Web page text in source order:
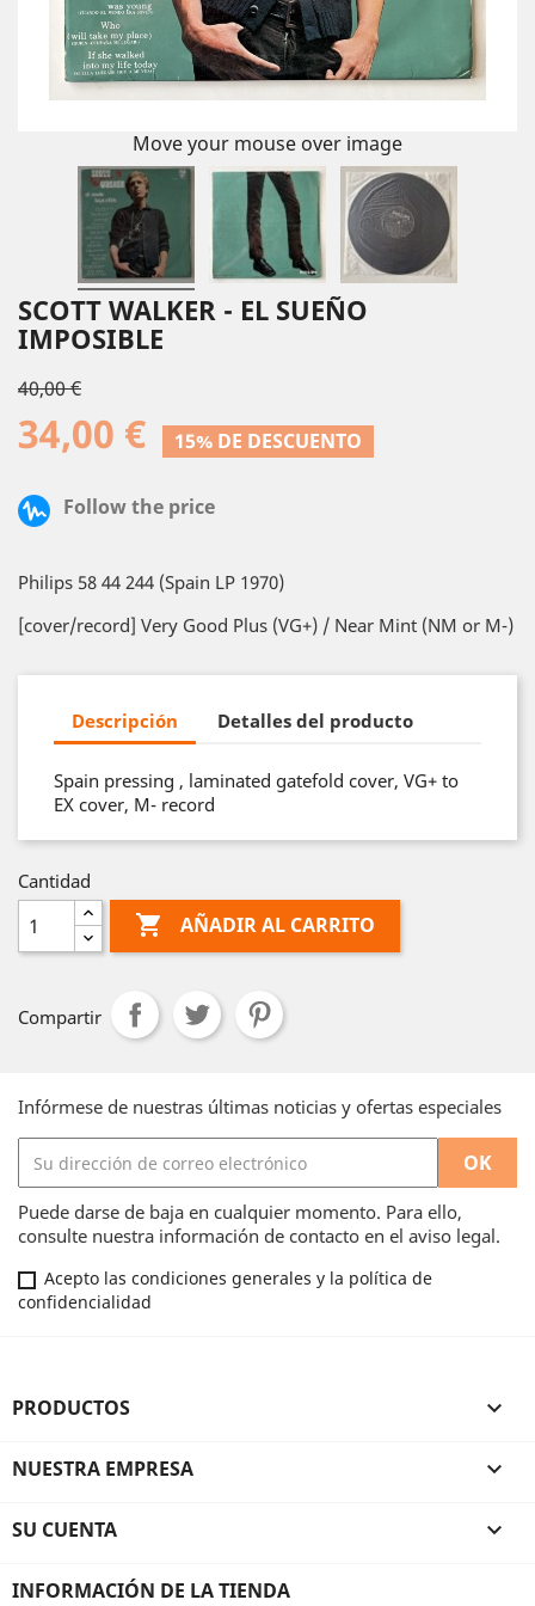
Move your mouse over image
SCOTT WALKER - EL SUEÑO
IMPOSIBLE
40,00 €
34,00 € 15% DE DESCUENTO
Follow the price
Philips 58 44 244 (Spain LP 1970)
[cover/record] Very Good Plus (VG+) / Near Mint (NM or M-)
Descripción Detalles del producto
Spain pressing , laminated gatefold cover, VG+ to
EX cover, M- record
Cantidad
 AÑADIR AL CARRITO
Compartir
Infórmese de nuestras últimas noticias y ofertas especiales
Puede darse de baja en cualquier momento. Para ello,
consulte nuestra información de contacto en el aviso legal.
Acepto las condiciones generales y la política de
confidencialidad
PRODUCTOS 
NUESTRA EMPRESA 
SU CUENTA 
INFORMACIÓN DE LA TIENDA